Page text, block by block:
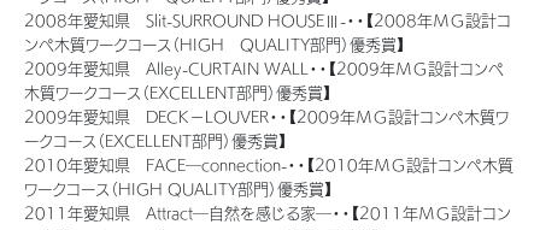
2008年愛知県 Slit-SURROUND HOUSEⅢ-・・【2008年ＭＧ設計コ
ンペ木質ワークコース（HIGH QUALITY部門）優秀賞】
2009年愛知県 Alley-CURTAIN WALL・・【2009年ＭＧ設計コンペ
木質ワークコース（EXCELLENT部門）優秀賞】
2009年愛知県 DECK－LOUVER・・【2009年ＭＧ設計コンペ木質ワ
ークコース（EXCELLENT部門）優秀賞】
2010年愛知県 FACE―connection-・・【2010年ＭＧ設計コンペ木質
ワークコース（HIGH QUALITY部門）優秀賞】
2011年愛知県 Attract―自然を感じる家―・・【2011年ＭＧ設計コン